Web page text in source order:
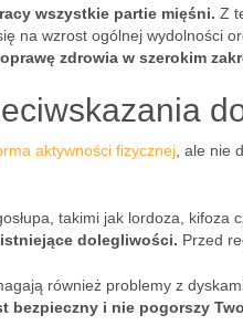
wszystkie partie mięśni. Z
na wzrost ogólnej wydolności
zdrowia w szerokim
aktywności fizycznej , ale nie
takimi jak lordoza, kifoza
dolegliwości. Przed
również problemy z
bezpieczny i nie pogorszy